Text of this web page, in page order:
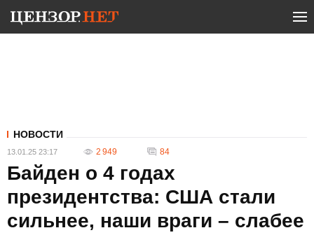
НОВОСТИ
13.01.25 23:17 2 949 84
Байден о 4 годах
президентства: США стали
сильнее, наши враги – слабее